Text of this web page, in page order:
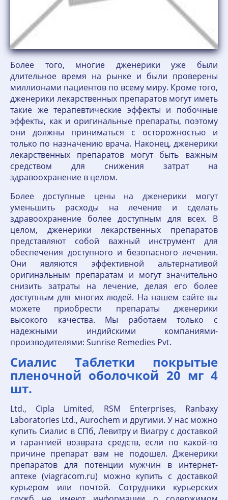
Более того, многие дженерики уже были
длительное время на рынке и были проверены
миллионами пациентов по всему миру. Кроме того,
дженерики лекарственных препаратов могут иметь
такие же терапевтические эффекты и побочные
эффекты, как и оригинальные препараты, поэтому
они должны приниматься с осторожностью и
только по назначению врача. Наконец, дженерики
лекарственных препаратов могут быть важным
средством для снижения затрат на
здравоохранение в целом.
Более доступные цены на дженерики могут
уменьшить расходы на лечение и сделать
здравоохранение более доступным для всех. В
целом, дженерики лекарственных препаратов
представляют собой важный инструмент для
обеспечения доступного и безопасного лечения.
Они являются эффективной альтернативой
оригинальным препаратам и могут значительно
снизить затраты на лечение, делая его более
доступным для многих людей. На нашем сайте вы
можете приобрести препараты дженерики
высокого качества. Мы работаем только с
надежными индийскими компаниями-
производителями: Sunrise Remedies Pvt.
Сиалис Таблетки покрытые
пленочной оболочкой 20 мг 4
шт.
Ltd., Cipla Limited, RSM Enterprises, Ranbaxy
Laboratories Ltd., Aurochem и другими. У нас можно
купить Сиалис в СПб, Левитру и Виагру с доставкой
и гарантией возврата средств, если по какой-то
причине препарат вам не подошел. Дженерики
препаратов для потенции мужчин в интернет-
аптеке (viagracom.ru) можно купить с доставкой
курьером или почтой. Сотрудники курьерских